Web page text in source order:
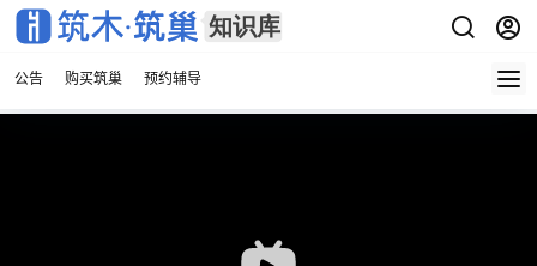
公告 购买筑巢 预约辅导